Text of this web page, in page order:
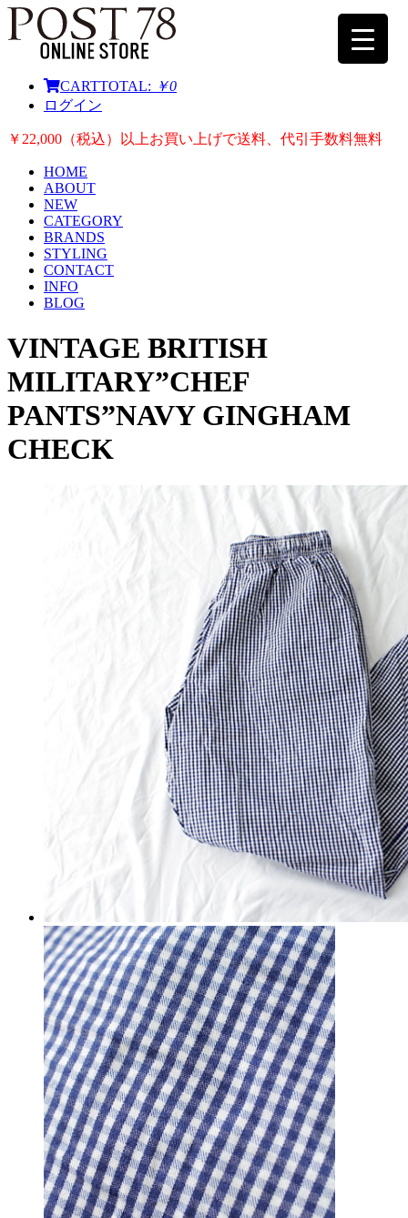
CARTTOTAL: ￥0
ログイン
￥22,000（税込）以上お買い上げで送料、代引手数料無料
HOME
ABOUT
NEW
CATEGORY
BRANDS
STYLING
CONTACT
INFO
BLOG
VINTAGE BRITISH
MILITARY”CHEF
PANTS”NAVY GINGHAM
CHECK